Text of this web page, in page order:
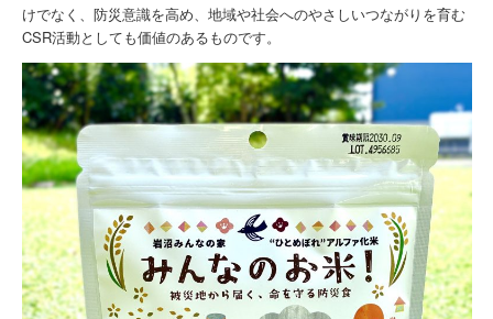
けでなく、防災意識を高め、地域や社会へのやさしいつながりを育む
CSR活動としても価値のあるものです。